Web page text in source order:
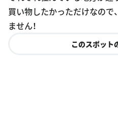
es
買い物したかっただけなので
ません！
このスポット